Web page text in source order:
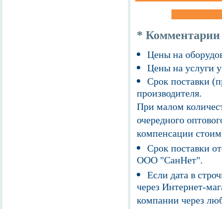
* Комментарии
Цены на
Цены на услуги
Срок поставки
производителя.
При малом
очередного
компенсации
Срок поставки
ООО "СанНет".
Если дата в
через Интернет-
компании через